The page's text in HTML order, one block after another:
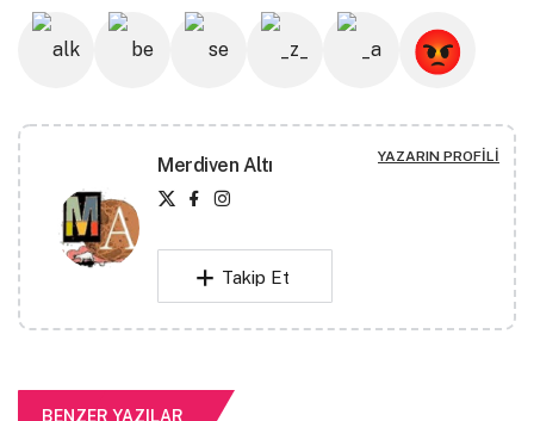
Merdiven Altı YAZARIN PROFILI
Takip Et
BENZER YAZILAR